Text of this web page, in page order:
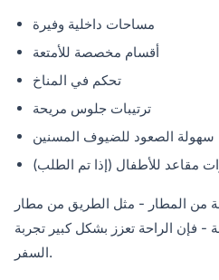
مساحات داخلية وفيرة
أقسام مخصصة للأمتعة
تحكم في المناخ
ترتيبات جلوس مريحة
سهولة الصعود للضيوف المسنين
مقاعد للأطفال (إذا تم الطلب)
من المطار - مثل الطريق من مطار
فإن الراحة تعزز بشكل كبير تجربة
السفر.